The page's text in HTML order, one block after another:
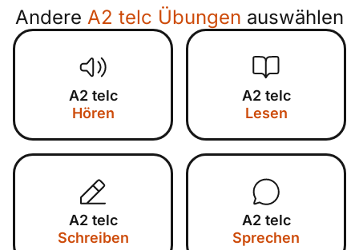
Andere A2 telc Übungen auswählen
A2 telc
Hören
A2 telc
Lesen
A2 telc
Schreiben
A2 telc
Sprechen